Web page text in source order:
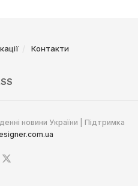
Контакти
новини України | Підтримка